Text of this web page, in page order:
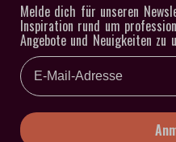
Melde dich für unseren
Inspiration rund um
Angebote und Neuigkeiten zu
Email